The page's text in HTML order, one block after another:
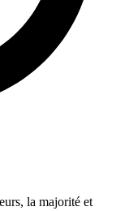
la majorité et